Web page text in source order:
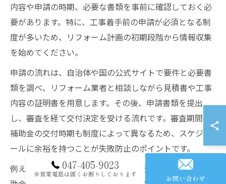
内容や申請の時期、必要な書類を事前に確認しておく必
要があります。特に、工事着手前の申請が必須となる制
度が多いため、リフォーム計画の初期段階から情報収集
を始めてください。
申請の流れは、自治体や国の公式サイトで要件と必要書
類を調べ、リフォーム業者と相談しながら見積書や工事
内容の証明書を用意します。その後、申請書類を提出
し、審査を経て交付決定を受ける流れです。審査期間や
補助金の交付時期も制度によって異なるため、スケジュ
ールに余裕を持つことが失敗防止のポイントです。
例えば、ユニットバスのリフォームを検討する場合、補
047-405-9023
※営業電話は固くお断りしております お問い合わせ